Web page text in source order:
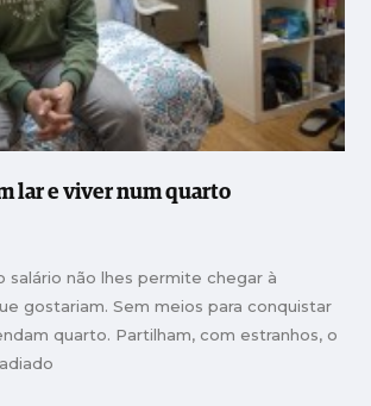
lar e viver num quarto
salário não lhes permite chegar à
gostariam. Sem meios para conquistar
quarto. Partilham, com estranhos, o